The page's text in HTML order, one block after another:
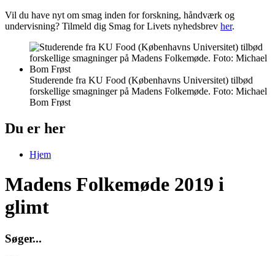
Vil du have nyt om smag inden for forskning, håndværk og
undervisning? Tilmeld dig Smag for Livets nyhedsbrev her.
Studerende fra KU Food (Københavns Universitet) tilbød
forskellige smagninger på Madens Folkemøde. Foto: Michael
Bom Frøst
Du er her
Hjem
Madens Folkemøde 2019 i
glimt
Søger...